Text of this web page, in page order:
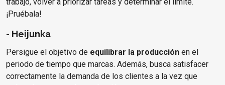
¡Pruébala!
- Heijunka
Persigue el objetivo de equilibrar la producción en el
periodo de tiempo que marcas. Además, busca satisfacer
correctamente la demanda de los clientes a la vez que